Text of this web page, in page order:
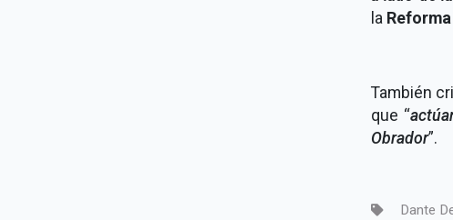
la
También
que “
Obrador”.
Dante